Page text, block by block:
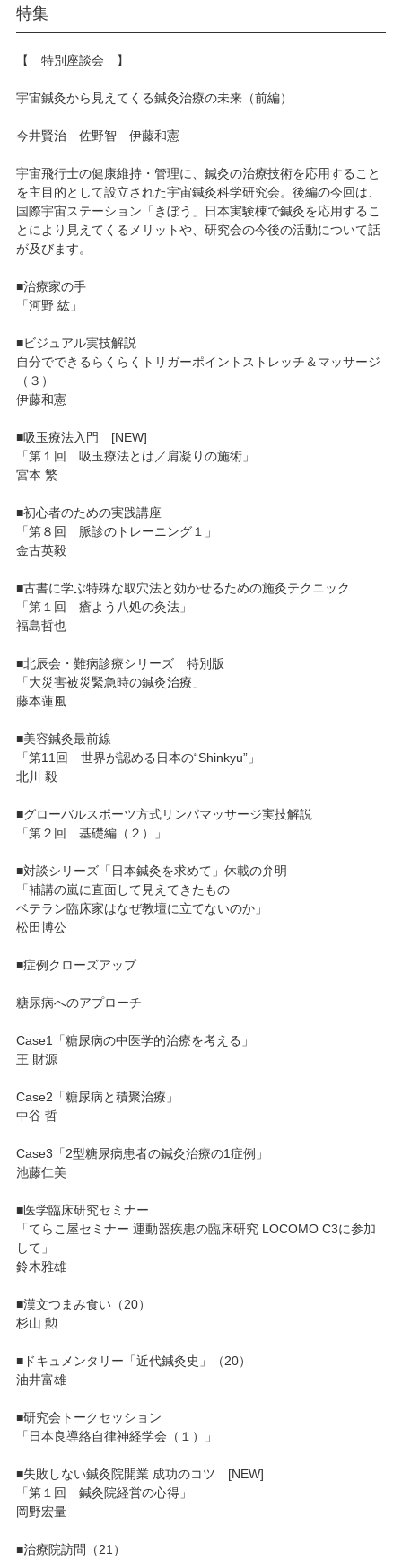
特集
【 特別座談会 】
宇宙鍼灸から見えてくる鍼灸治療の未来（前編）
今井賢治 佐野智 伊藤和憲
宇宙飛行士の健康維持・管理に、鍼灸の治療技術を応用すること
を主目的として設立された宇宙鍼灸科学研究会。後編の今回は、
国際宇宙ステーション「きぼう」日本実験棟で鍼灸を応用するこ
とにより見えてくるメリットや、研究会の今後の活動について話
が及びます。
■治療家の手
「河野 紘」
■ビジュアル実技解説
自分でできるらくらくトリガーポイントストレッチ＆マッサージ
（３）
伊藤和憲
■吸玉療法入門 [NEW]
「第１回 吸玉療法とは／肩凝りの施術」
宮本 繁
■初心者のための実践講座
「第８回 脈診のトレーニング１」
金古英毅
■古書に学ぶ特殊な取穴法と効かせるための施灸テクニック
「第１回 瘡よう八処の灸法」
福島哲也
■北辰会・難病診療シリーズ 特別版
「大災害被災緊急時の鍼灸治療」
藤本蓮風
■美容鍼灸最前線
「第11回 世界が認める日本の“Shinkyu”」
北川 毅
■グローバルスポーツ方式リンパマッサージ実技解説
「第２回 基礎編（２）」
■対談シリーズ「日本鍼灸を求めて」休載の弁明
「補講の嵐に直面して見えてきたもの
ベテラン臨床家はなぜ教壇に立てないのか」
松田博公
■症例クローズアップ
糖尿病へのアプローチ
Case1「糖尿病の中医学的治療を考える」
王 財源
Case2「糖尿病と積聚治療」
中谷 哲
Case3「2型糖尿病患者の鍼灸治療の1症例」
池藤仁美
■医学臨床研究セミナー
「てらこ屋セミナー 運動器疾患の臨床研究 LOCOMO C3に参加
して」
鈴木雅雄
■漢文つまみ食い（20）
杉山 勲
■ドキュメンタリー「近代鍼灸史」（20）
油井富雄
■研究会トークセッション
「日本良導絡自律神経学会（１）」
■失敗しない鍼灸院開業 成功のコツ [NEW]
「第１回 鍼灸院経営の心得」
岡野宏量
■治療院訪問（21）